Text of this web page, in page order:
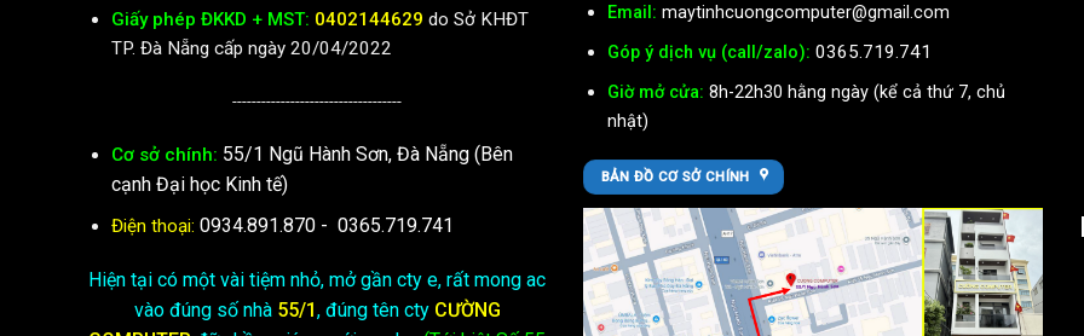
Giấy phép ĐKKD + MST: 0402144629 do Sở KHĐT
TP. Đà Nẵng cấp ngày 20/04/2022
-----------------------------------
Cơ sở chính: 55/1 Ngũ Hành Sơn, Đà Nẵng (Bên
cạnh Đại học Kinh tế)
Điện thoại: 0934.891.870 - 0365.719.741
Hiện tại có một vài tiệm nhỏ, mở gần cty e, rất mong ac
vào đúng số nhà 55/1, đúng tên cty CƯỜNG
Email: maytinhcuongcomputer@gmail.com
Góp ý dịch vụ (call/zalo): 0365.719.741
Giờ mở cửa: 8h-22h30 hằng ngày (kể cả thứ 7, chủ
nhật)
BẢN ĐỒ CƠ SỞ CHÍNH